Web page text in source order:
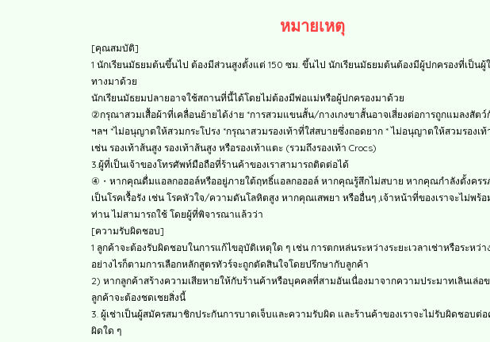
หมายเหตุ
[คุณสมบัติ]
1 นักเรียนมัธยมต้นขึ้นไป ต้องมีส่วนสูงตั้งแต่ 150 ซม. ขึ้นไป นักเรียนมัธยมต้นต้องมีผู้ปกครองที่เป็นผู้
ทางมาด้วย
นักเรียนมัธยมปลายอาจใช้สถานที่นี้ได้โดยไม่ต้องมีพ่อแม่หรือผู้ปกครองมาด้วย
②กรุณาสวมเสื้อผ้าที่เคลื่อนย้ายได้ง่าย *การสวมแขนสั้น/กางเกงขาสั้นอาจเสี่ยงต่อการถูกแมลงสัต
ฯลฯ *ไม่อนุญาตให้สวมกระโปรง *กรุณาสวมรองเท้าที่ใส่สบายซึ่งถอดยาก * ไม่อนุญาตให้สวมรองเ
เช่น รองเท้าส้นสูง รองเท้าส้นสูง หรือรองเท้าแตะ (รวมถึงรองเท้า Crocs)
3.ผู้ที่เป็นเจ้าของโทรศัพท์มือถือที่ร้านค้าของเราสามารถติดต่อได้
④・หากคุณดื่มแอลกอฮอล์หรืออยู่ภายใต้ฤทธิ์แอลกอฮอล์ หากคุณรู้สึกไม่สบาย หากคุณกำลังตั้งคร
เป็นโรคเรื้อรัง เช่น โรคหัวใจ/ความดันโลหิตสูง หากคุณเสพยา หรืออื่นๆ ,เจ้าหน้าที่ของเราจะไม่พร้
ท่าน ไม่สามารถใช้ โดยผู้ที่พิจารณาแล้วว่า
[ความรับผิดชอบ]
1 ลูกค้าจะต้องรับผิดชอบในการแก้ไขอุบัติเหตุใด ๆ เช่น การตกหล่นระหว่างระยะเวลาเช่าหรือระหว่
อย่างไรก็ตามการเลือกหลักสูตรทัวร์จะถูกตัดสินใจโดยปรึกษากับลูกค้า
2) หากลูกค้าสร้างความเสียหายให้กับร้านค้าหรือบุคคลที่สามอันเนื่องมาจากความประมาทเลินเล่อ
ลูกค้าจะต้องชดเชยสิ่งนี้
3. ผู้เช่าเป็นผู้สมัครสมาชิกประกันการบาดเจ็บและความรับผิด และร้านค้าของเราจะไม่รับผิดชอบต่
ผิดใด ๆ